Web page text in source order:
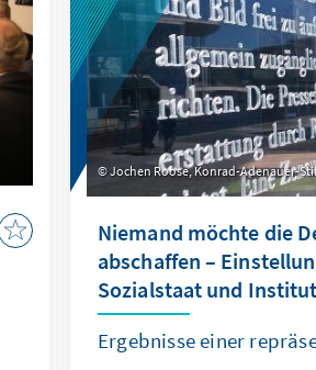
successful because they
subjects like internal
liberal positions, new
campaigns. On the
imagination of groups
of no avail because the
faithful reservoirs of
now dying out. Having
to mobilise different
democratic party.
societal pluralisation,
remain successful or
Jochen Roose, Konrad-Adenauer-
Niemand möchte die
abschaffen –
Sozialstaat und
Ergebnisse einer